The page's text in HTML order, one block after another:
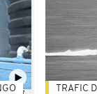
TRAFIC